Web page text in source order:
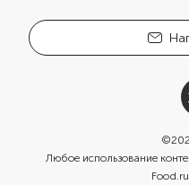
©
Любое использование